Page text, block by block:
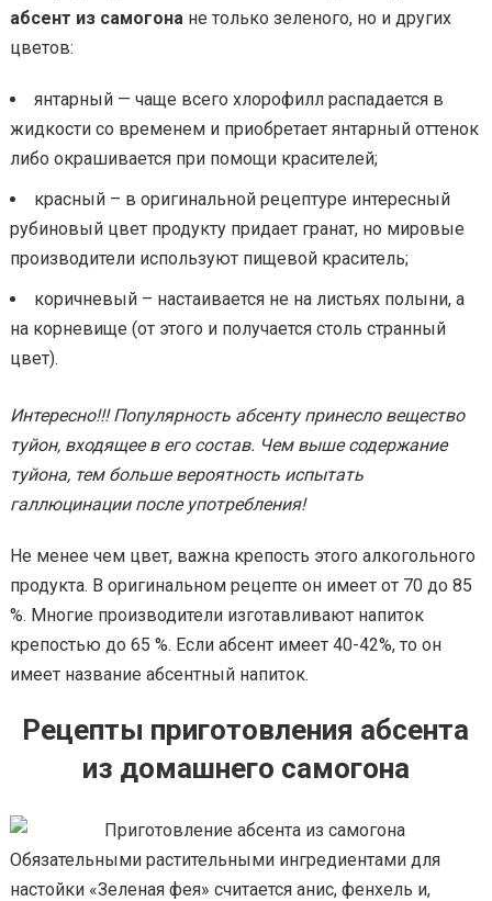
абсент из самогонане только зеленого, но и других
цветов:
янтарный — чаще всего хлорофилл распадается в
жидкости со временем и приобретает янтарный оттенок
либо окрашивается при помощи красителей;
красный – в оригинальной рецептуре интересный
рубиновый цвет продукту придает гранат, но мировые
производители используют пищевой краситель;
коричневый – настаивается не на листьях полыни, а
на корневище (от этого и получается столь странный
цвет).
Интересно!!! Популярность абсенту принесло вещество
туйон, входящее в его состав. Чем выше содержание
туйона, тем больше вероятность испытать
галлюцинации после употребления!
Не менее чем цвет, важна крепость этого алкогольного
продукта. В оригинальном рецепте он имеет от 70 до 85
%. Многие производители изготавливают напиток
крепостью до 65 %. Если абсент имеет 40-42%, то он
имеет название абсентный напиток.
Рецепты приготовления абсента
из домашнего самогона
Обязательными растительными ингредиентами для
настойки «Зеленая фея» считается анис, фенхель и,